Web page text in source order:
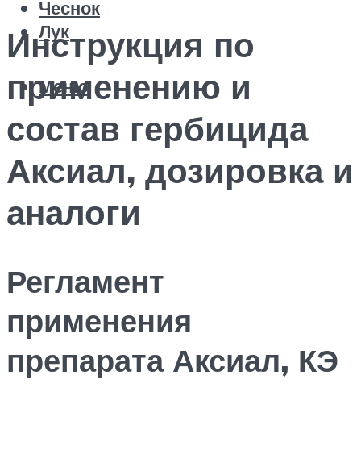
Чеснок
Лук
Меню
Инструкция по
применению и
состав гербицида
Аксиал, дозировка и
аналоги
Регламент
применения
препарата Аксиал, КЭ